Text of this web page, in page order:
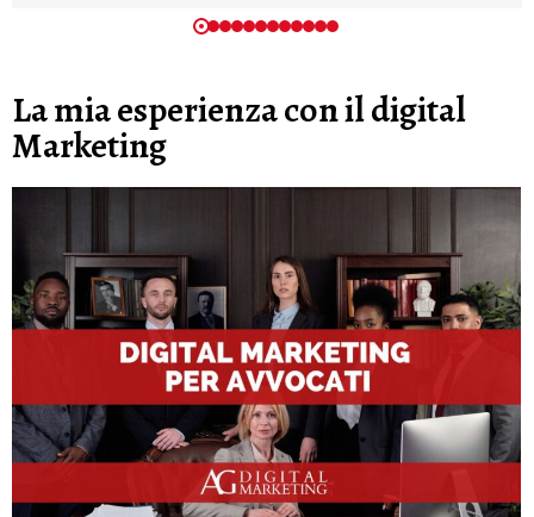
La mia esperienza con il digital
Marketing